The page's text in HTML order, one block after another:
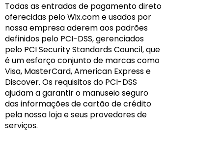
Todas as entradas de pagamento direto
oferecidas pelo Wix.com e usados por
nossa empresa aderem aos padrões
definidos pelo PCI-DSS, gerenciados
pelo PCI Security Standards Council, que
é um esforço conjunto de marcas como
Visa, MasterCard, American Express e
Discover. Os requisitos do PCI-DSS
ajudam a garantir o manuseio seguro
das informações de cartão de crédito
pela nossa loja e seus provedores de
serviços.